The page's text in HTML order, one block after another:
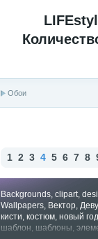
Обои
1 2 3 4 5 6 7 8
Backgrounds clipart
Wallpapers Вектор
кисти костюм новый год
шаблон шаблоны